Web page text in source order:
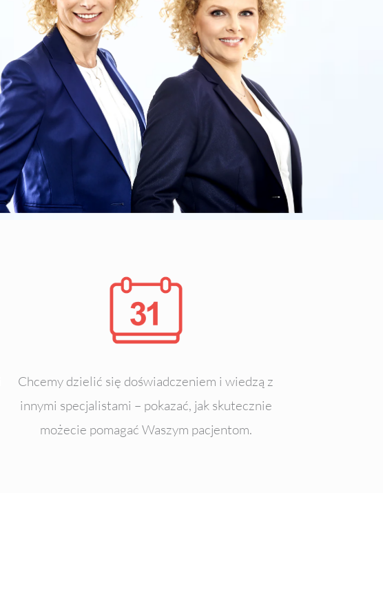
Chcemy dzielić się doświadczeniem i wiedzą z
innymi specjalistami – pokazać, jak skutecznie
możecie pomagać Waszym pacjentom.